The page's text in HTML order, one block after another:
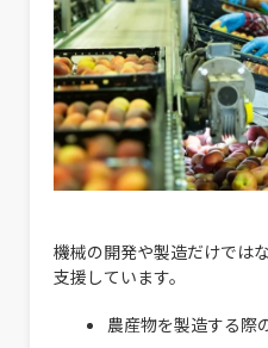
機械の開発や製造だけでは
支援しています。
農産物を製造する際